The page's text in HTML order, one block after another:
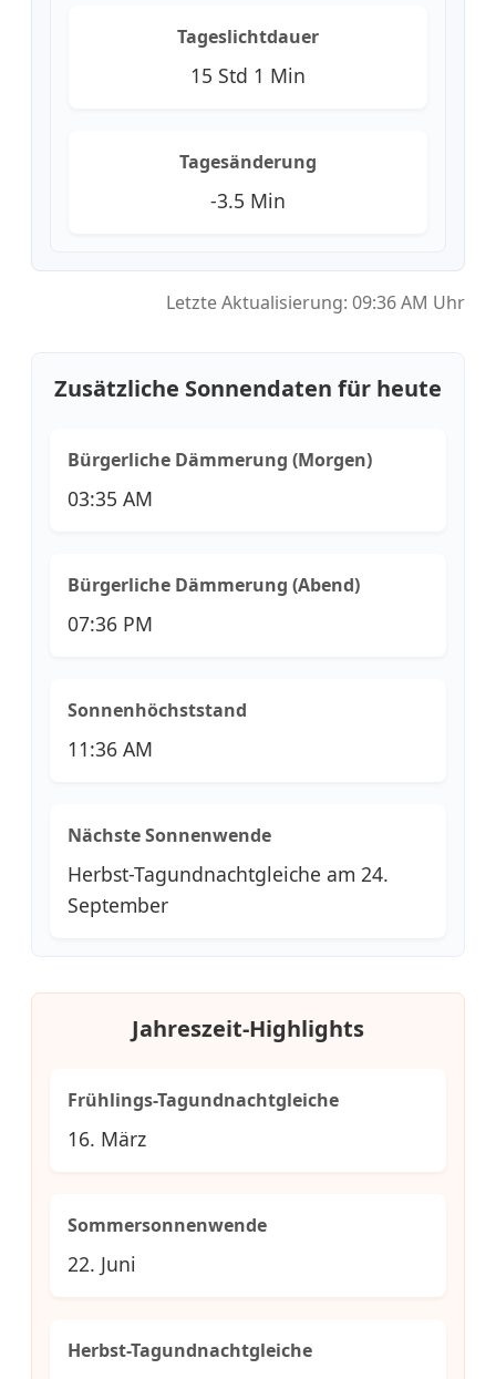
Tageslichtdauer
15 Std 1 Min
Tagesänderung
-3.5 Min
Letzte Aktualisierung: 09:36 AM Uhr
Zusätzliche Sonnendaten für heute
Bürgerliche Dämmerung (Morgen)
03:35 AM
Bürgerliche Dämmerung (Abend)
07:36 PM
Sonnenhöchststand
11:36 AM
Nächste Sonnenwende
Herbst-Tagundnachtgleiche am 24.
September
Jahreszeit-Highlights
Frühlings-Tagundnachtgleiche
16. März
Sommersonnenwende
22. Juni
Herbst-Tagundnachtgleiche